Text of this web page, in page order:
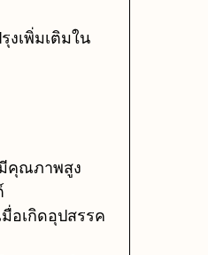
งเพิ่มเติมใน
คุณภาพสูง
อเกิดอุปสรรค